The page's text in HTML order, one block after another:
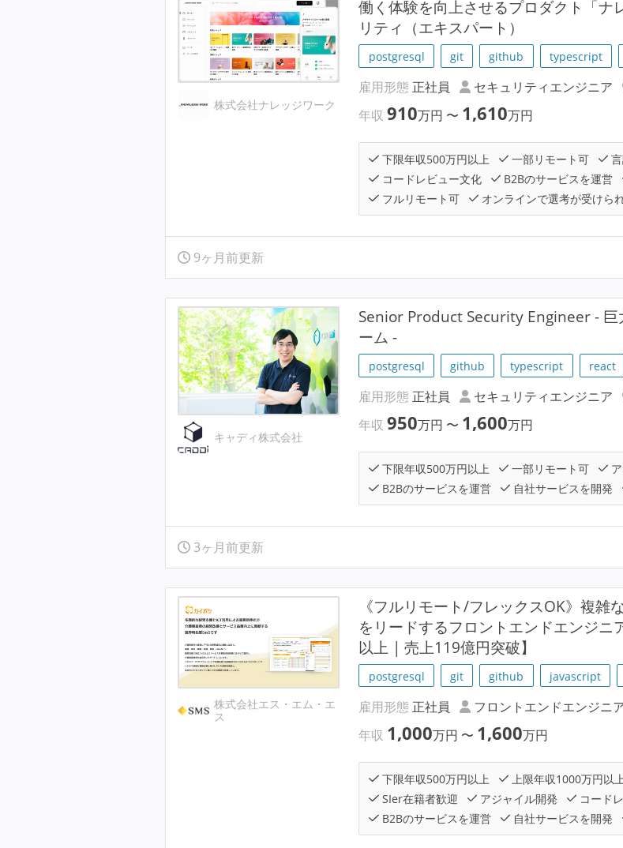
株式会社ナレッジワーク
働く体験を向上させるプロダクト「ナ
リティ（エキスパート）
postgresql git github typescript
雇用形態 正社員 セキュリティエンジニア
年収910万円 〜 1,610万円
下限年収500万円以上 一部リモート可
コードレビュー文化
B2Bのサービスを運営
フルリモート可
オンラインで選考が受けら
9ヶ月前更新
キャディ株式会社
Senior Product Security Engineer - 巨
ーム -
postgresql github typescript react
雇用形態 正社員 セキュリティエンジニア
年収950万円 〜 1,600万円
下限年収500万円以上 一部リモート可
B2Bのサービスを運営
自社サービスを開発
3ヶ月前更新
株式会社エス・エム・エ
ス
《フルリモート/フレックスOK》複雑
をリードするフロントエンドエンジ
以上 | 売上119億円突破】
postgresql git github javascript
雇用形態 正社員 フロントエンドエンジニ
年収 1,000万円 〜 1,600万円
下限年収500万円以上 上限年収1000万円以上
SIer在籍者歓迎
アジャイル開発 コード
B2Bのサービスを運営
自社サービスを開発